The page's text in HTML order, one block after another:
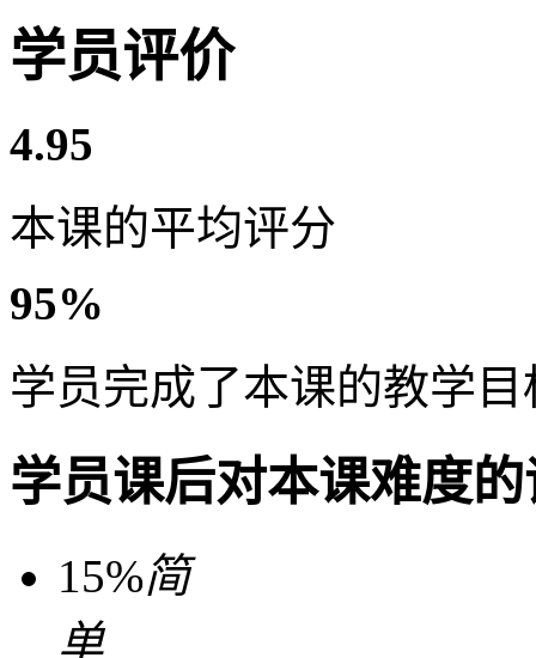
学员评价
4.95
本课的平均评分
95%
学员完成了本课的教学目
学员课后对本课难度
15%简
单